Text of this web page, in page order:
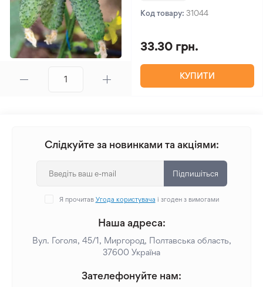
Код товару: 31044
33.30 грн.
КУПИТИ
Слідкуйте за новинками та акціями:
Підпишіться
Я прочитав Угода користувача і згоден з вимогами
Наша адреса:
Вул. Гоголя, 45/1, Миргород, Полтавська область,
37600 Україна
Зателефонуйте нам: